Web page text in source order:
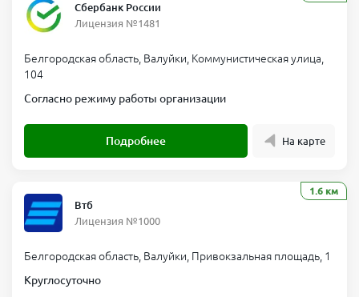
Сбербанк России
Лицензия №1481
Белгородская область, Валуйки, Коммунистическая улица,
104
Согласно режиму работы организации
Подробнее На карте
1.6 км
Втб
Лицензия №1000
Белгородская область, Валуйки, Привокзальная площадь, 1
Круглосуточно